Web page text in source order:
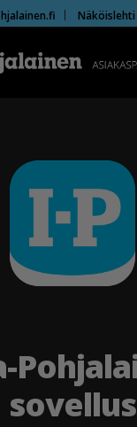
Näköislehti
sovellus